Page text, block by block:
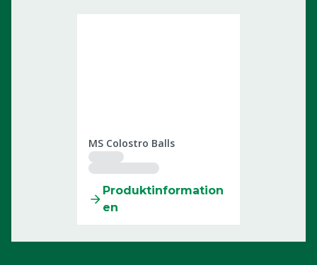
MS Colostro Balls
Produktinformation
en